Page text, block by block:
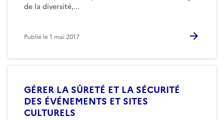
de la diversité,...
Publié le1 mai 2017
GÉRER LA SÛRETÉ ET LA SÉCURITÉ
DES ÉVÉNEMENTS ET SITES
CULTURELS